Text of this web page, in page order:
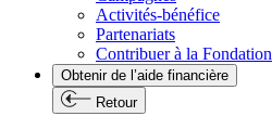
Activités-bénéfice
Partenariats
Contribuer à la Fondation
Obtenir de l’aide financière
Retour